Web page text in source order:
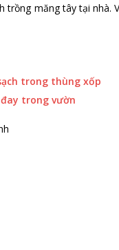
trồng măng tây tại nhà.
trong thùng xốp
trong vườn